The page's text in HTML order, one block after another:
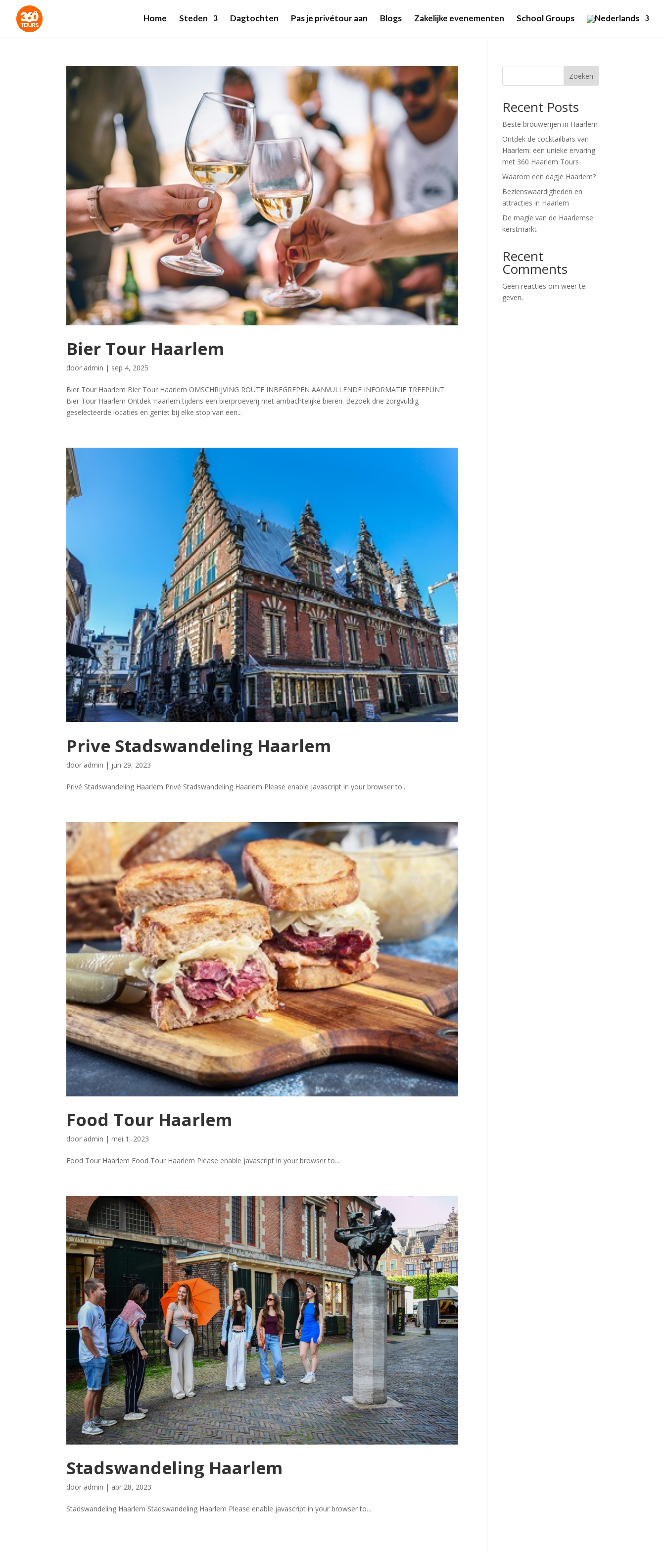
Home Steden Dagtochten Pas je privétour aan Blogs Zakelijke evenementen School Groups
Bier Tour Haarlem
door admin | sep 4, 2025
Bier Tour Haarlem Bier Tour Haarlem OMSCHRIJVING ROUTE INBEGREPEN AANVULLENDE INFORMATIE TREFPUNT
Bier Tour Haarlem Ontdek Haarlem tijdens een bierproeverij met ambachtelijke bieren. Bezoek drie zorgvuldig
geselecteerde locaties en geniet bij elke stop van een...
Prive Stadswandeling Haarlem
door admin | jun 29, 2023
Privé Stadswandeling Haarlem Privé Stadswandeling Haarlem Please enable javascript in your browser to...
Food Tour Haarlem
door admin |mei 1, 2023
Food Tour Haarlem Food Tour Haarlem Please enable javascript in your browser to...
Stadswandeling Haarlem
door admin | apr 28, 2023
Stadswandeling Haarlem Stadswandeling Haarlem Please enable javascript in your browser to...
Zoeken
Recent Posts
Beste brouwerijen in Haarlem
Ontdek de cocktailbars van
Haarlem: een unieke ervaring
met 360 Haarlem Tours
Waarom een dagje Haarlem?
Bezienswaardigheden en
attracties in Haarlem
De magie van de Haarlemse
kerstmarkt
Recent
Comments
Geen reacties om weer te
geven.